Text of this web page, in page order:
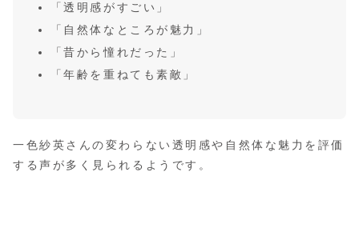
「透明感がすごい」
「自然体なところが魅力」
「昔から憧れだった」
「年齢を重ねても素敵」
一色紗英さんの変わらない透明感や自然体な魅力を評価
する声が多く見られるようです。